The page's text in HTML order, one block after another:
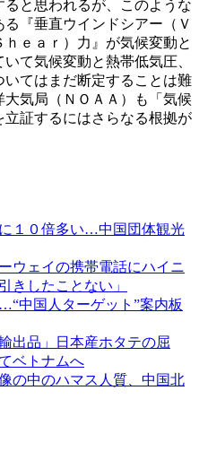
と思われるが、このような
『垂直ウインドシアー（Ｖ
ｅａｒ）力』が気候変動と
て気候変動と熱帯低気圧、
いてはまだ断定することは難
気局（ＮＯＡＡ）も「気候
証するにはさらなる根拠が
１０倍多い…中国団体観光
ウェイの携帯電話にハイニ
きしたことない」
中国人ターゲット”案内板
出品」日本産ホタテの屈
ベトナムへ
の中のハマス人質、中国北